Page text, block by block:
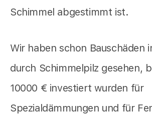
Schimmel abgestimmt ist.
Wir haben schon Bauschäden
durch Schimmelpilz gesehen,
10000 € investiert wurden für
Spezialdämmungen und für